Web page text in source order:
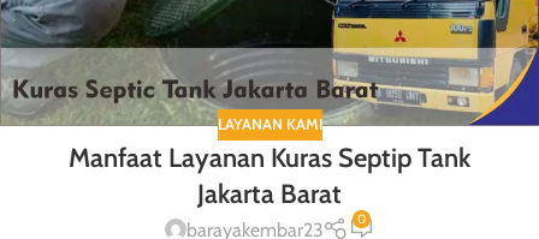
LAYANAN KAMI
Manfaat Layanan Kuras Septip Tank
Jakarta Barat
barayakembar23 0